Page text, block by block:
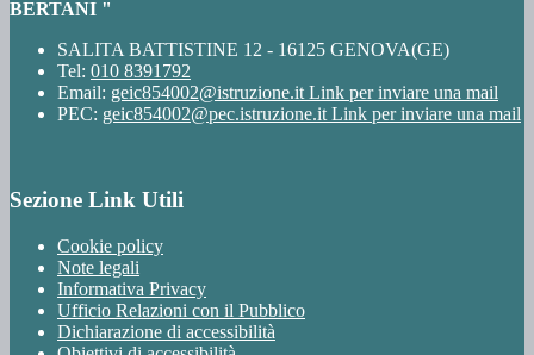
BERTANI "
SALITA BATTISTINE 12 - 16125 GENOVA(GE)
Tel: 010 8391792
Email: geic854002@istruzione.it Link per inviare una mail
PEC: geic854002@pec.istruzione.it Link per inviare una mail
Sezione Link Utili
Cookie policy
Note legali
Informativa Privacy
Ufficio Relazioni con il Pubblico
Dichiarazione di accessibilità